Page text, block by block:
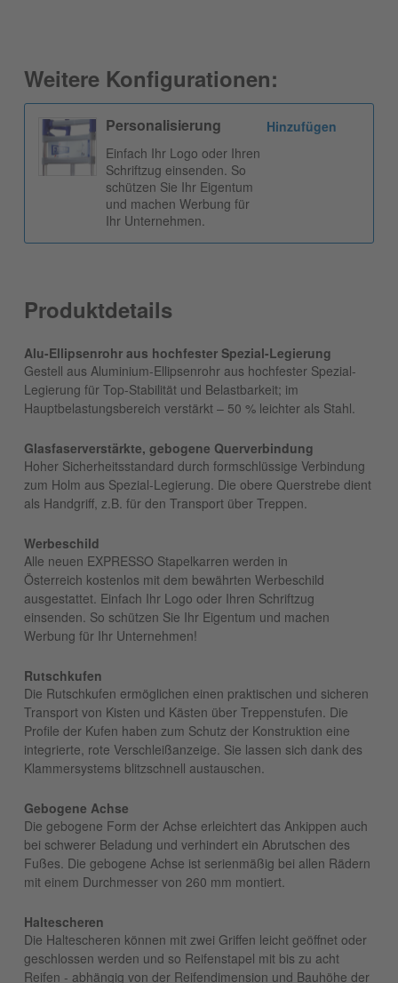
Weitere Konfigurationen:
Personalisierung
Einfach Ihr Logo oder Ihren
Schriftzug einsenden. So
schützen Sie Ihr Eigentum
und machen Werbung für
Ihr Unternehmen.
Hinzufügen
Produktdetails
Alu-Ellipsenrohr aus hochfester Spezial-Legierung
Gestell aus Aluminium-Ellipsenrohr aus hochfester Spezial-
Legierung für Top-Stabilität und Belastbarkeit; im
Hauptbelastungsbereich verstärkt – 50 % leichter als Stahl.
Glasfaserverstärkte, gebogene Querverbindung
Hoher Sicherheitsstandard durch formschlüssige Verbindung
zum Holm aus Spezial-Legierung. Die obere Querstrebe dient
als Handgriff, z.B. für den Transport über Treppen.
Werbeschild
Alle neuen EXPRESSO Stapelkarren werden in
Österreich kostenlos mit dem bewährten Werbeschild
ausgestattet. Einfach Ihr Logo oder Ihren Schriftzug
einsenden. So schützen Sie Ihr Eigentum und machen
Werbung für Ihr Unternehmen!
Rutschkufen
Die Rutschkufen ermöglichen einen praktischen und sicheren
Transport von Kisten und Kästen über Treppenstufen. Die
Profile der Kufen haben zum Schutz der Konstruktion eine
integrierte, rote Verschleißanzeige. Sie lassen sich dank des
Klammersystems blitzschnell austauschen.
Gebogene Achse
Die gebogene Form der Achse erleichtert das Ankippen auch
bei schwerer Beladung und verhindert ein Abrutschen des
Fußes. Die gebogene Achse ist serienmäßig bei allen Rädern
mit einem Durchmesser von 260 mm montiert.
Haltescheren
Die Haltescheren können mit zwei Griffen leicht geöffnet oder
geschlossen werden und so Reifenstapel mit bis zu acht
Reifen - abhängig von der Reifendimension und Bauhöhe der